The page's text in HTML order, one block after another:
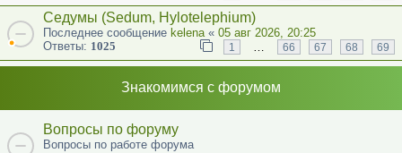
Седумы (Sedum, Hylotelephium)
Последнее сообщение kelena « 05 авг 2026, 20:25
Ответы: 1025 1 66 67 68 69
Знакомимся с форумом
Вопросы по форуму
Вопросы по работе форума